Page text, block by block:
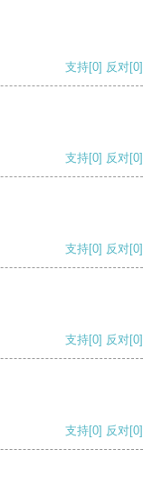
支持[0] 反对[0]
支持[0] 反对[0]
支持[0] 反对[0]
支持[0] 反对[0]
支持[0] 反对[0]